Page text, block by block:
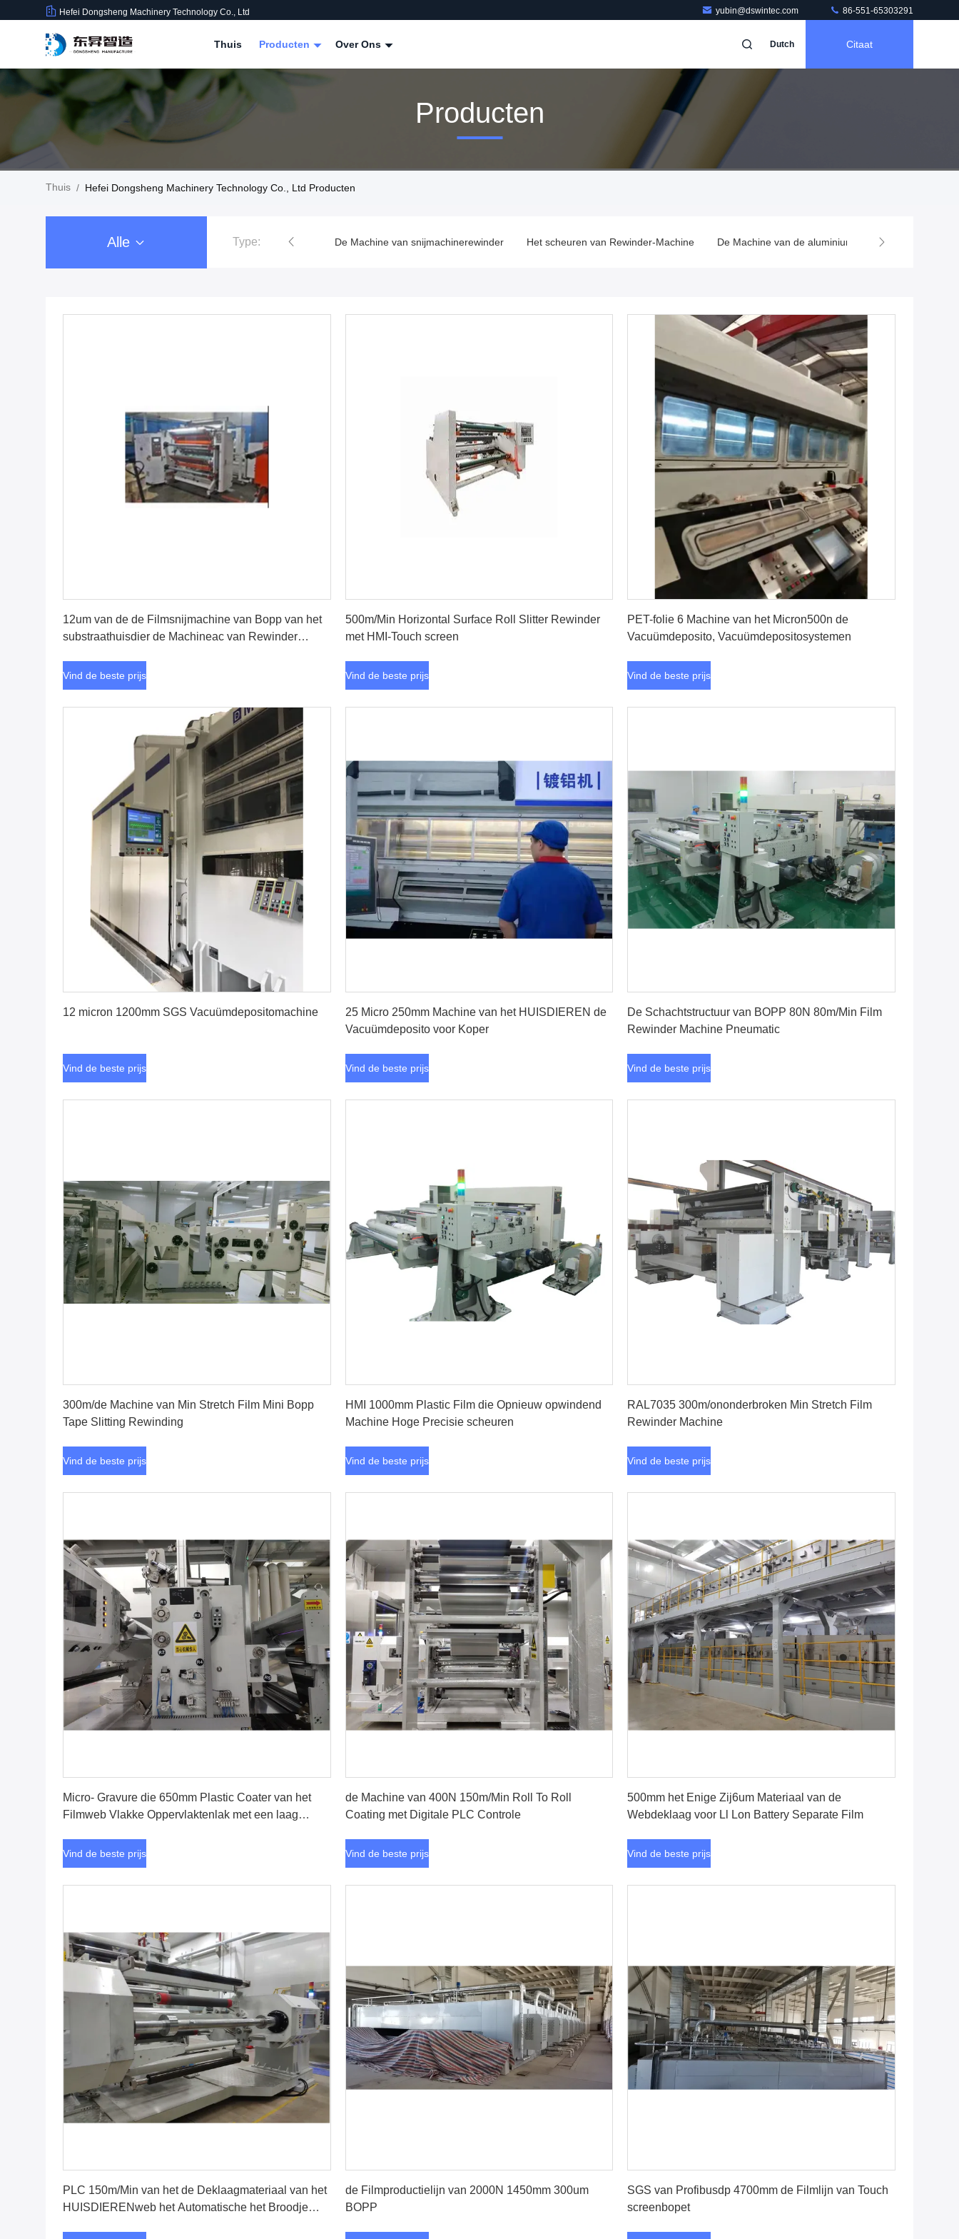
Hefei Dongsheng Machinery Technology Co., Ltd yubin@dswintec.com 86-551-65303291
Thuis Producten Over Ons Dutch Citaat
Producten
Thuis / Hefei Dongsheng Machinery Technology Co., Ltd Producten
Alle Type:
De Machine van filmrewinder De Machine van snijmachinerewinder Het scheuren van Rewinder-Machine De Machine van de aluminiumdeklaag
12um van de de Filmsnijmachine van Bopp van het
substraathuisdier de Machineac van Rewinder
Vind de beste prijs
500m/Min Horizontal Surface Roll Slitter Rewinder
met HMI-Touch screen
Vind de beste prijs
PET-folie 6 Machine van het Micron500n de
Vacuümdeposito, Vacuümdepositosystemen
Vind de beste prijs
12 micron 1200mm SGS Vacuümdepositomachine
Vind de beste prijs
25 Micro 250mm Machine van het HUISDIEREN de
Vacuümdeposito voor Koper
Vind de beste prijs
De Schachtstructuur van BOPP 80N 80m/Min Film
Rewinder Machine Pneumatic
Vind de beste prijs
300m/de Machine van Min Stretch Film Mini Bopp
Tape Slitting Rewinding
Vind de beste prijs
HMI 1000mm Plastic Film die Opnieuw opwindend
Machine Hoge Precisie scheuren
Vind de beste prijs
RAL7035 300m/ononderbroken Min Stretch Film
Rewinder Machine
Vind de beste prijs
Micro- Gravure die 650mm Plastic Coater van het
Filmweb Vlakke Oppervlaktenlak met een laag
Vind de beste prijs
de Machine van 400N 150m/Min Roll To Roll
Coating met Digitale PLC Controle
Vind de beste prijs
500mm het Enige Zij6um Materiaal van de
Webdeklaag voor Ll Lon Battery Separate Film
Vind de beste prijs
PLC 150m/Min van het de Deklaagmateriaal van het
HUISDIERENweb het Automatische het Broodje
de Filmproductielijn van 2000N 1450mm 300um
BOPP
SGS van Profibusdp 4700mm de Filmlijn van Touch
screenbopet